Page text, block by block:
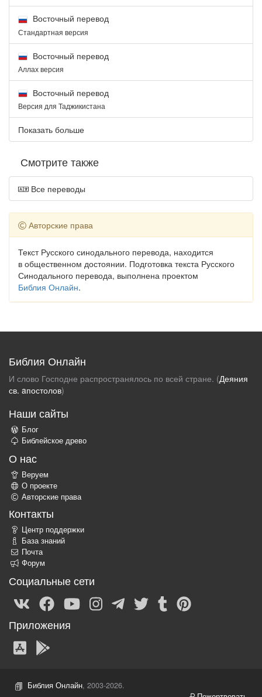
Восточный перевод
Стандартная версия
Восточный перевод
Аллах версия
Восточный перевод
Версия для Таджикистана
Показать больше
Смотрите также
Все переводы
Авторские права
Текст Русского синодального перевода, находится
в общественном достоянии. Подготовка текста Русского
Синодального перевода, выполнена проектом
Библия Онлайн.
Библия Онлайн
И слово Господне распространялось по всей стране. (Деяния
св. aпостолов)
Наши сайты
Блог
Библейское древо
О нас
Веруем
О проекте
Авторские права
Контакты
Центр поддержки
База знаний
Почта
Форум
Социальные сети
Приложения
Библия Онлайн, 2003-2026.